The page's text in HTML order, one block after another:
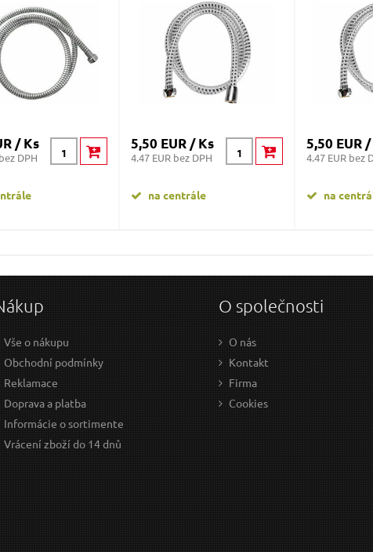
/ Ks
DPH
5,50 EUR / Ks
4.47 EUR bez DPH
na centrále
5,50 EUR
4.47 EUR bez
na
Vše o nákupu
Obchodní podmínky
Reklamace
Doprava a platba
Informácie o sortimente
Vrácení zboží do 14 dnů
O společnosti
O nás
Kontakt
Firma
Cookies